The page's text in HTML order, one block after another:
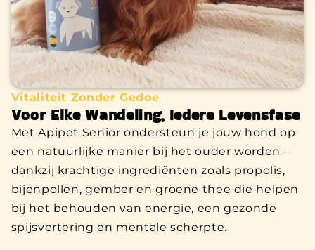
Vitaliteit Zonder Gedoe
Voor Elke Wandeling, Iedere Levensfase
Met Apipet Senior ondersteun je jouw hond op
een natuurlijke manier bij het ouder worden –
dankzij krachtige ingrediënten zoals propolis,
bijenpollen, gember en groene thee die helpen
bij het behouden van energie, een gezonde
spijsvertering en mentale scherpte.